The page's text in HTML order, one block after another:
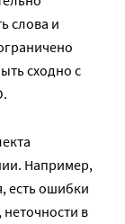
слова и
сходно с
Например,
есть ошибки
в